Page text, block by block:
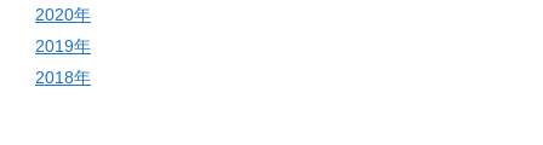
2020年
2019年
2018年